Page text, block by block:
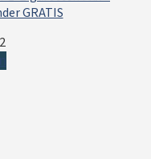
GRATIS